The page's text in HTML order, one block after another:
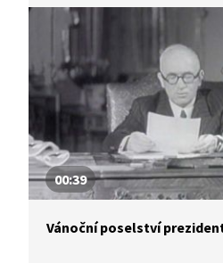
00:39
Vánoční poselství